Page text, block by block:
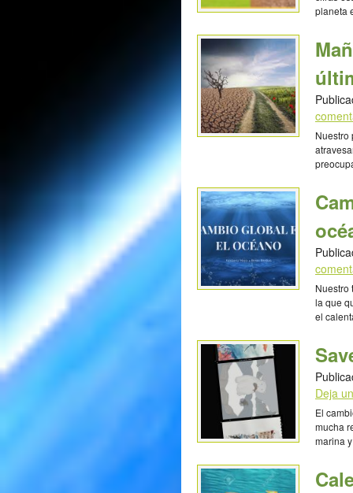
planeta
para
Nuestro
Nuestro
la que
el
Deja
El
mucha
marina